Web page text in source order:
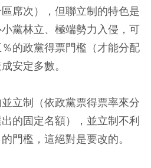
席次），但聯立制的特色是
黨林立、極端勢力入侵，可
的政黨得票門檻（才能分配
安定多數。
立制（依政黨票得票率來分
的固定名額），並立制不利
門檻，這絕對是要改的。